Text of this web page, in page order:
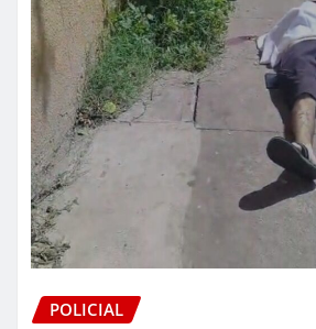
POLICIAL